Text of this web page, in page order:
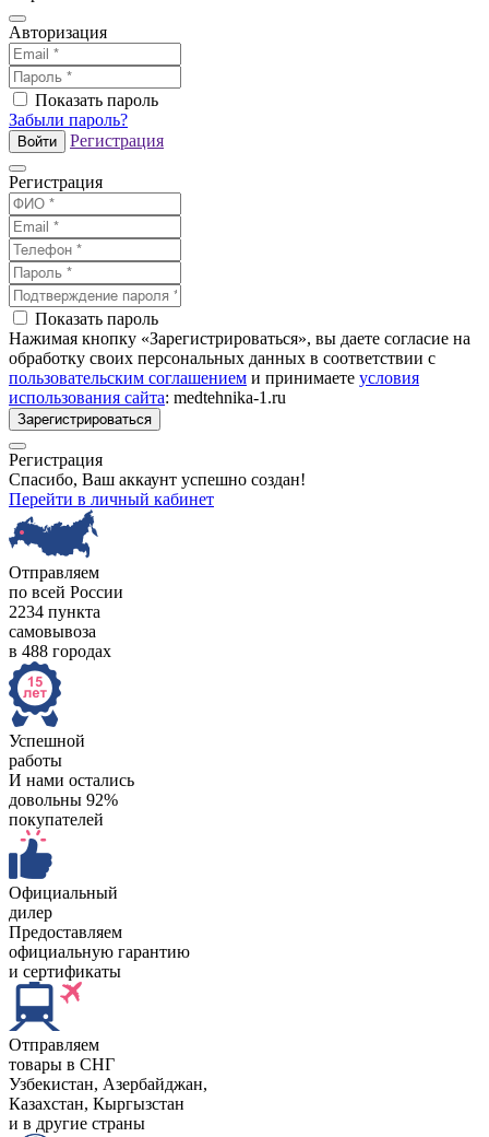
Авторизация
Показать пароль
Забыли пароль?
Войти Регистрация
Регистрация
Показать пароль
Нажимая кнопку «Зарегистрироваться», вы даете согласие на
обработку своих персональных данных в соответствии с
пользовательским соглашением и принимаете условия
использования сайта: medtehnika-1.ru
Зарегистрироваться
Регистрация
Спасибо, Ваш аккаунт успешно создан!
Перейти в личный кабинет
Отправляем
по всей России
2234 пункта
самовывоза
в 488 городах
Успешной
работы
И нами остались
довольны 92%
покупателей
Официальный
дилер
Предоставляем
официальную гарантию
и сертификаты
Отправляем
товары в СНГ
Узбекистан, Aзербайджан,
Казахстан, Кыргызстан
и в другие страны